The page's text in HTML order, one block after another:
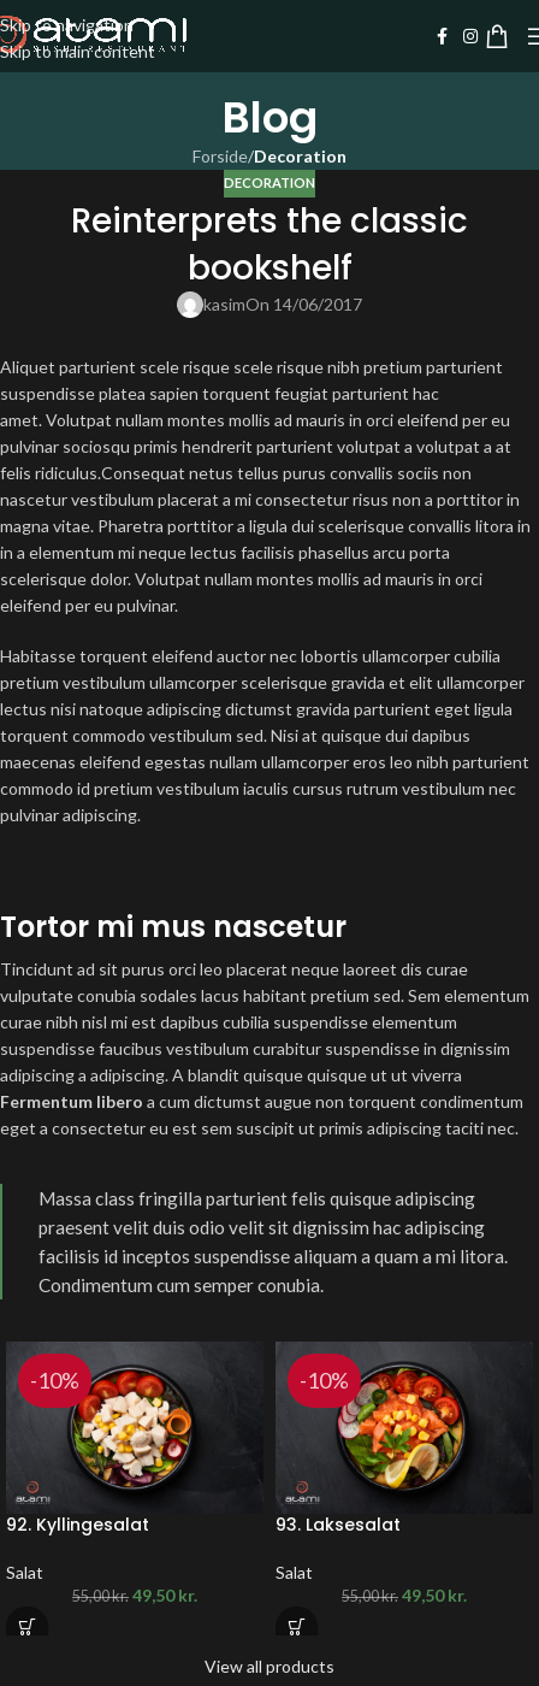
Skip to navigation
Skip to main content
Blog
Forside/Decoration
DECORATION
Reinterprets the classic
bookshelf
kasimOn 14/06/2017
Aliquet parturient scele risque scele risque nibh pretium parturient
suspendisse platea sapien torquent feugiat parturient hac
amet. Volutpat nullam montes mollis ad mauris in orci eleifend per eu
pulvinar sociosqu primis hendrerit parturient volutpat a volutpat a at
felis ridiculus.Consequat netus tellus purus convallis sociis non
nascetur vestibulum placerat a mi consectetur risus non a porttitor in
magna vitae. Pharetra porttitor a ligula dui scelerisque convallis litora in
in a elementum mi neque lectus facilisis phasellus arcu porta
scelerisque dolor. Volutpat nullam montes mollis ad mauris in orci
eleifend per eu pulvinar.
Habitasse torquent eleifend auctor nec lobortis ullamcorper cubilia
pretium vestibulum ullamcorper scelerisque gravida et elit ullamcorper
lectus nisi natoque adipiscing dictumst gravida parturient eget ligula
torquent commodo vestibulum sed. Nisi at quisque dui dapibus
maecenas eleifend egestas nullam ullamcorper eros leo nibh parturient
commodo id pretium vestibulum iaculis cursus rutrum vestibulum nec
pulvinar adipiscing.
Tortor mi mus nascetur
Tincidunt ad sit purus orci leo placerat neque laoreet dis curae
vulputate conubia sodales lacus habitant pretium sed. Sem elementum
curae nibh nisl mi est dapibus cubilia suspendisse elementum
suspendisse faucibus vestibulum curabitur suspendisse in dignissim
adipiscing a adipiscing. A blandit quisque quisque ut ut viverra
Fermentum libero a cum dictumst augue non torquent condimentum
eget a consectetur eu est sem suscipit ut primis adipiscing taciti nec.
Massa class fringilla parturient felis quisque adipiscing
praesent velit duis odio velit sit dignissim hac adipiscing
facilisis id inceptos suspendisse aliquam a quam a mi litora.
Condimentum cum semper conubia.
-10%
92. Kyllingesalat
Salat
55,00kr. 49,50kr.
-10%
93. Laksesalat
Salat
55,00kr. 49,50kr.
View all products